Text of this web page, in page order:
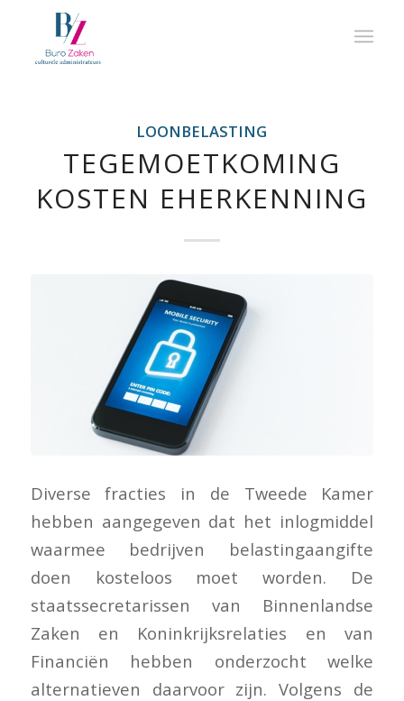
LOONBELASTING
TEGEMOETKOMING
KOSTEN EHERKENNING
Diverse fracties in de Tweede Kamer
hebben aangegeven dat het inlogmiddel
waarmee bedrijven belastingaangifte
doen kosteloos moet worden. De
staatssecretarissen van Binnenlandse
Zaken en Koninkrijksrelaties en van
Financiën hebben onderzocht welke
alternatieven daarvoor zijn. Volgens de